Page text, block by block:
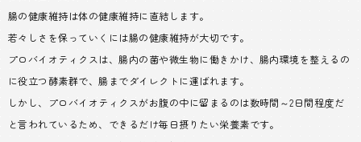
腸の健康維持は体の健康維持に直結します。
若々しさを保っていくには腸の健康維持が大切です。
プロバイオティクスは、腸内の菌や微生物に働きかけ、腸内環境を整えるの
に役立つ酵素群で、腸までダイレクトに運ばれます。
しかし、プロバイオティクスがお腹の中に留まるのは数時間～2日間程度だ
と言われているため、できるだけ毎日摂りたい栄養素です。